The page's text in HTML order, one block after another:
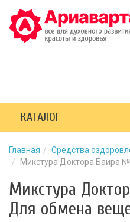
КАТАЛОГ
Главная Средства
Микстура Доктора Баира
Микстура
Для обмена